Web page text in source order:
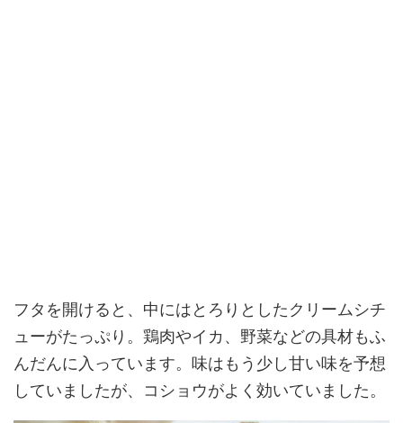
フタを開けると、中にはとろりとしたクリームシチ
ューがたっぷり。鶏肉やイカ、野菜などの具材もふ
んだんに入っています。味はもう少し甘い味を予想
していましたが、コショウがよく効いていました。